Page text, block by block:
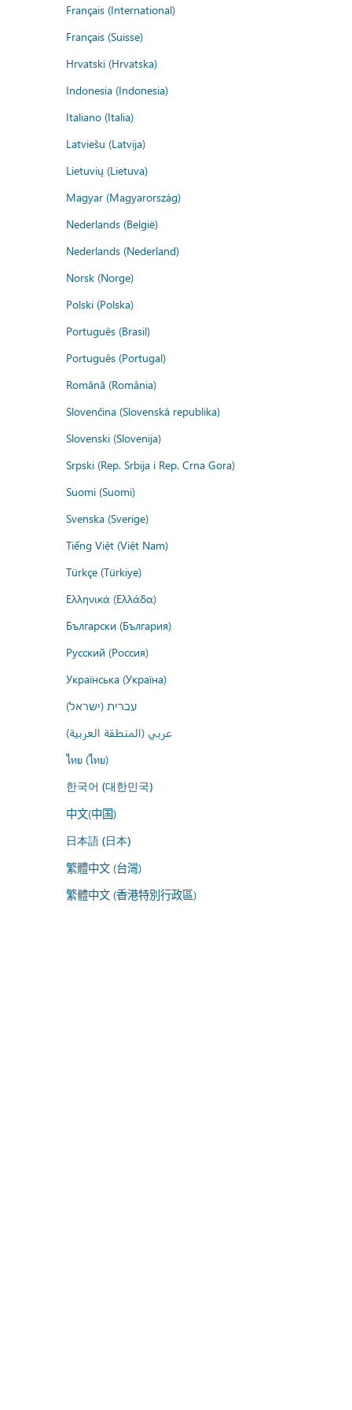
Français (International)
Français (Suisse)
Hrvatski (Hrvatska)
Indonesia (Indonesia)
Italiano (Italia)
Latviešu (Latvija)
Lietuvių (Lietuva)
Magyar (Magyarország)
Nederlands (België)
Nederlands (Nederland)
Norsk (Norge)
Polski (Polska)
Português (Brasil)
Português (Portugal)
Română (România)
Slovenčina (Slovenská republika)
Slovenski (Slovenija)
Srpski (Rep. Srbija i Rep. Crna Gora)
Suomi (Suomi)
Svenska (Sverige)
Tiếng Việt (Việt Nam)
Türkçe (Türkiye)
Ελληνικά (Ελλάδα)
Български (България)
Русский (Россия)
Українська (Україна)
עברית (ישראל)
عربي (المنطقة العربية)
ไทย (ไทย)
한국어 (대한민국)
中文(中国)
日本語 (日本)
繁體中文 (台灣)
繁體中文 (香港特別行政區)